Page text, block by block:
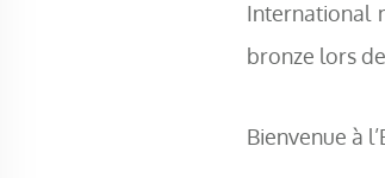
International
bronze lors
Bienvenue à